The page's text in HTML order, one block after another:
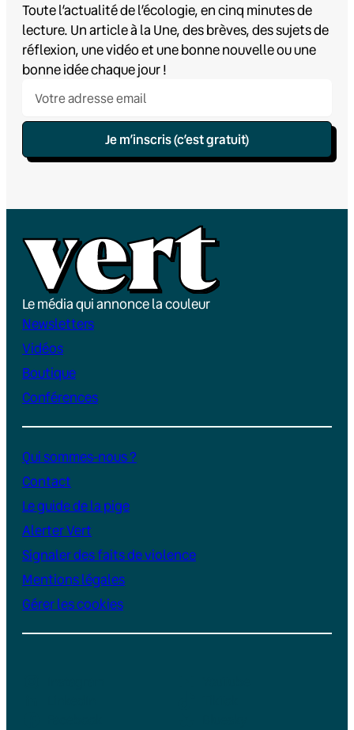
Toute l’actualité de l’écologie, en cinq minutes de
lecture. Un article à la Une, des brèves, des sujets de
réflexion, une vidéo et une bonne nouvelle ou une
bonne idée chaque jour !
Je m’inscris (c’est gratuit)
Le média qui annonce la couleur
Newsletters
Vidéos
Boutique
Conférences
Qui sommes-nous ?
Contact
Le guide de la pige
Alerter Vert
Signaler des faits de violence
Mentions légales
Gérer les cookies